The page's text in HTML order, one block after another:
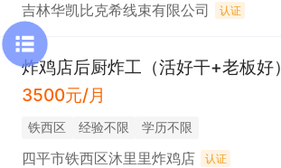
吉林华凯比克希线束有限公司 认证
炸鸡店后厨炸工（活好干+老板好）
3500元/月
铁西区 经验不限 学历不限
四平市铁西区沐里里炸鸡店 认证